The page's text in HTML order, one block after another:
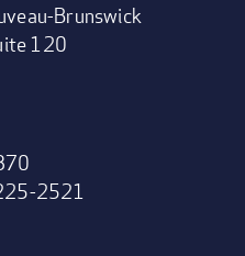
Brunswick
120
2521